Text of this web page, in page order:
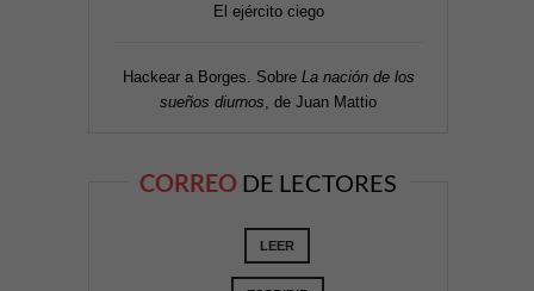
El ejército ciego
Hackear a Borges. Sobre La nación de los
sueños diurnos , de Juan Mattio
CORREO DE LECTORES
LEER